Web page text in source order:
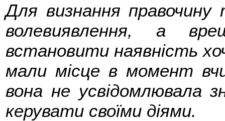
Для визнання
волевиявлення, а
встановити наявність
мали місце в момент
вона не усвідомлювала
керувати своїми діями.